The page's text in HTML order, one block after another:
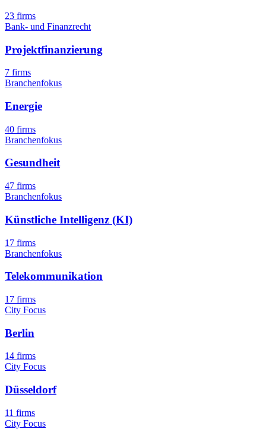
23 firms
Bank- und Finanzrecht
Projektfinanzierung
7 firms
Branchenfokus
Energie
40 firms
Branchenfokus
Gesundheit
47 firms
Branchenfokus
Künstliche Intelligenz (KI)
17 firms
Branchenfokus
Telekommunikation
17 firms
City Focus
Berlin
14 firms
City Focus
Düsseldorf
11 firms
City Focus